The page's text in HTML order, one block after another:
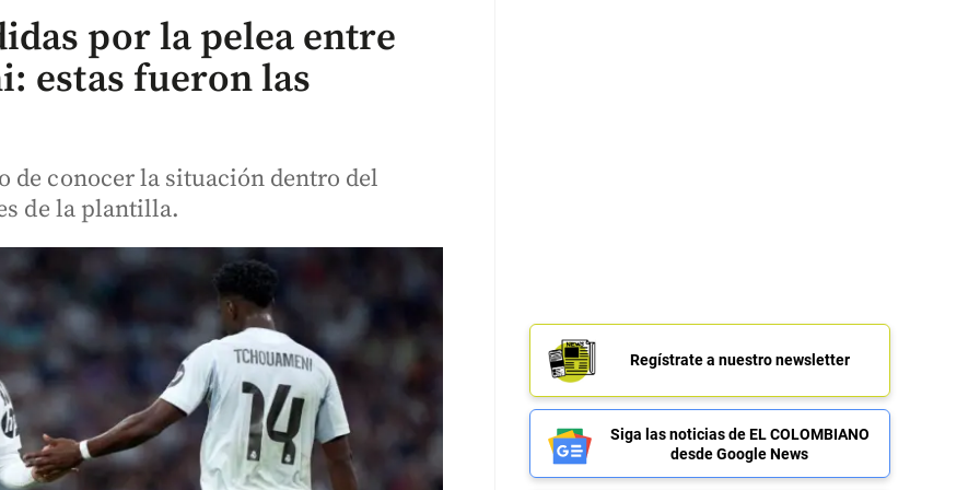
por la pelea entre
estas fueron las
de conocer la situación dentro del
de la plantilla.
Regístrate a nuestro newsletter
Siga las noticias de EL COLOMBIANO
desde Google News